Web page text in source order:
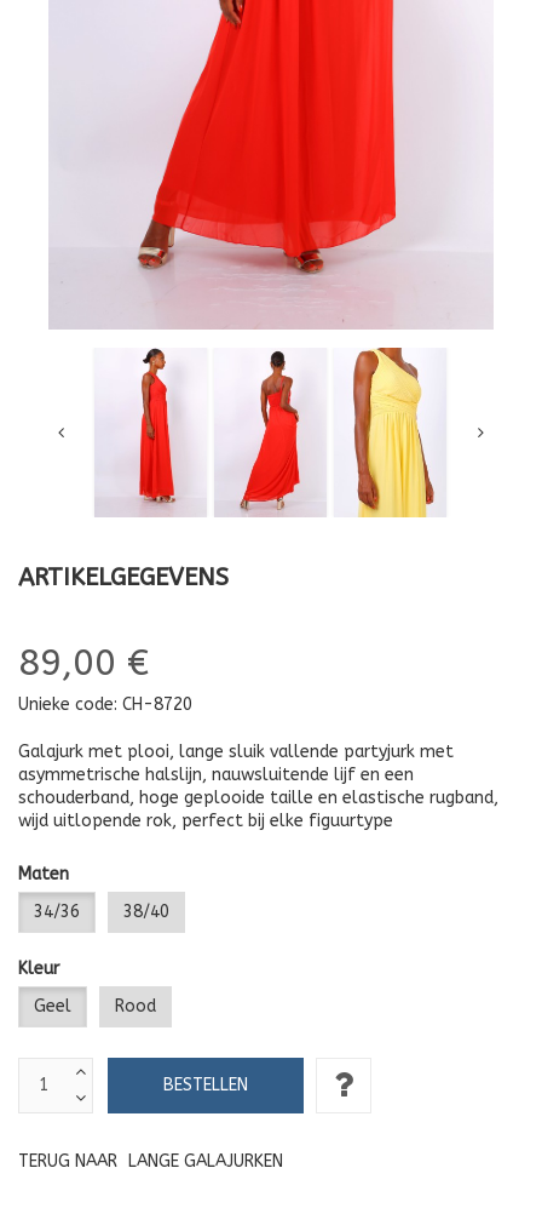
ARTIKELGEGEVENS
89,00 €
Unieke code: CH-8720
Galajurk met plooi, lange sluik vallende partyjurk met
asymmetrische halslijn, nauwsluitende lijf en een
schouderband, hoge geplooide taille en elastische rugband,
wijd uitlopende rok, perfect bij elke figuurtype
Maten
34/36
38/40
Kleur
Geel
Rood
TERUG NAAR LANGE GALAJURKEN